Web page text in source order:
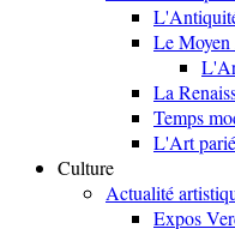
Le
La
Temps
L'Art
Culture
Actualité
Expos